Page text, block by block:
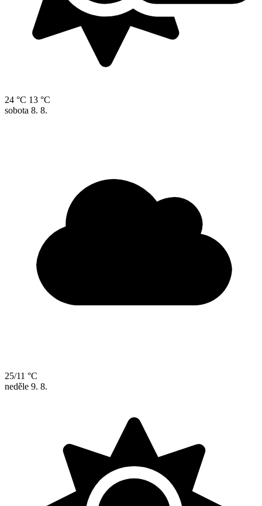
24 °C 13 °C
sobota 8. 8.
25/11 °C
neděle 9. 8.